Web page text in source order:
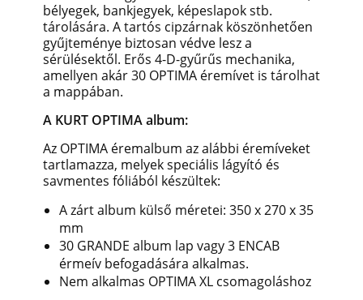
bélyegek, bankjegyek, képeslapok stb.
tárolására. A tartós cipzárnak köszönhetően
gyűjteménye biztosan védve lesz a
sérülésektől. Erős 4-D-gyűrűs mechanika,
amellyen akár 30 OPTIMA éremívet is tárolhat
a mappában.
A KURT OPTIMA album:
Az OPTIMA éremalbum az alábbi éremíveket
tartlamazza, melyek speciális lágyító és
savmentes fóliából készültek:
A zárt album külső méretei: 350 x 270 x 35
mm
30 GRANDE album lap vagy 3 ENCAB
érmeív befogadására alkalmas.
Nem alkalmas OPTIMA XL csomagoláshoz